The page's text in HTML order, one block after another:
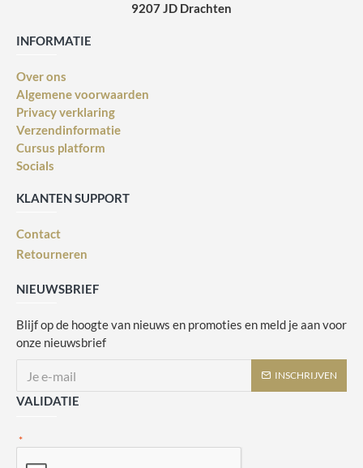
9207 JD Drachten
INFORMATIE
Over ons
Algemene voorwaarden
Privacy verklaring
Verzendinformatie
Cursus platform
Socials
KLANTEN SUPPORT
Contact
Retourneren
NIEUWSBRIEF
Blijf op de hoogte van nieuws en promoties en meld je aan voor
onze nieuwsbrief
INSCHRIJVEN
VALIDATIE